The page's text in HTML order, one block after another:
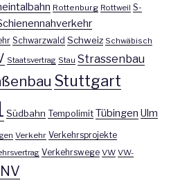
Rottenburg Rottweil S-
Schwarzwald Schweiz Schwäbisch
Staatsvertrag Stau Strassenbau
Stuttgart
Südbahn Tempolimit Tübingen Ulm
Verkehr Verkehrsprojekte
Verkehrswege VW VW-